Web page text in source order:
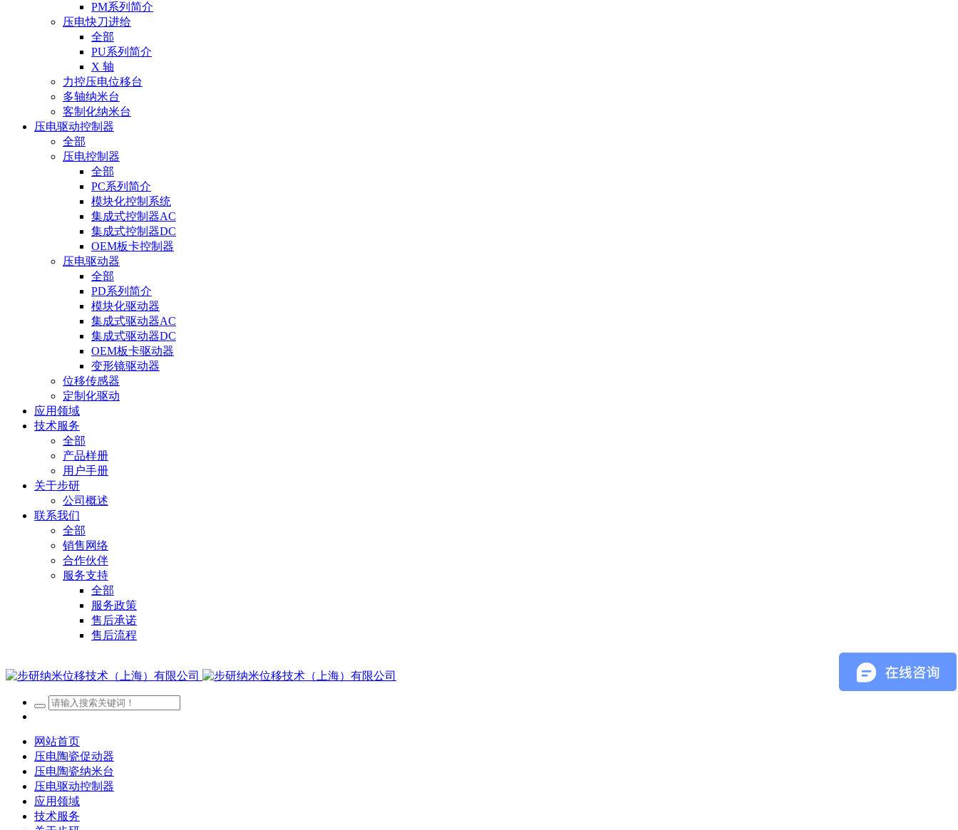
PM系列简介
压电快刀进给
全部
PU系列简介
X 轴
力控压电位移台
多轴纳米台
客制化纳米台
压电驱动控制器
全部
压电控制器
全部
PC系列简介
模块化控制系统
集成式控制器AC
集成式控制器DC
OEM板卡控制器
压电驱动器
全部
PD系列简介
模块化驱动器
集成式驱动器AC
集成式驱动器DC
OEM板卡驱动器
变形镜驱动器
位移传感器
定制化驱动
应用领域
技术服务
全部
产品样册
用户手册
关于步研
公司概述
联系我们
全部
销售网络
合作伙伴
服务支持
全部
服务政策
售后承诺
售后流程
网站首页
压电陶瓷促动器
压电陶瓷纳米台
压电驱动控制器
应用领域
技术服务